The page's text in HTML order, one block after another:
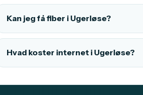
Kan jeg få fiber i Ugerløse?
Hvad koster internet i Ugerløse?